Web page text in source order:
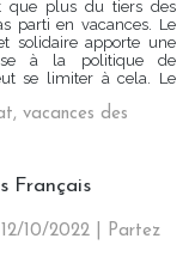
que plus du tiers des
parti en vacances. Le
solidaire apporte une
à la politique de
se limiter à cela. Le
, vacances des
Français
10/2022
Partez